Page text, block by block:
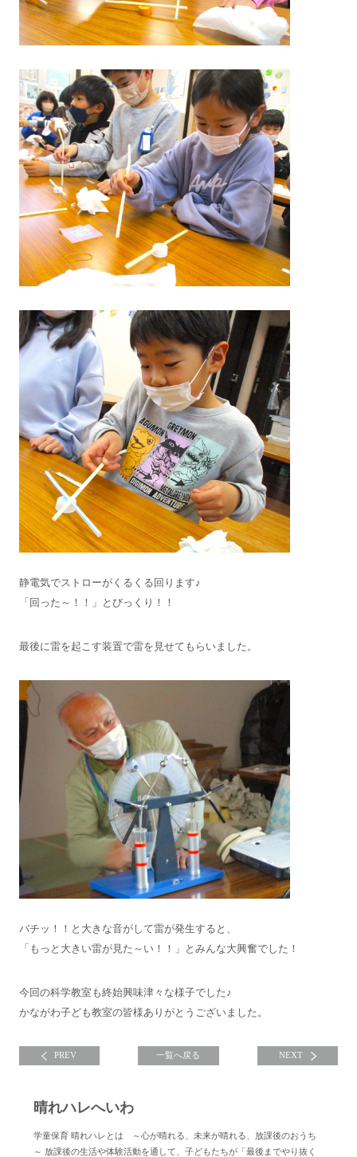
静電気でストローがくるくる回ります♪
「回った～！！」とびっくり！！
最後に雷を起こす装置で雷を見せてもらいました。
バチッ！！と大きな音がして雷が発生すると、
「もっと大きい雷が見た～い！！」とみんな大興奮でした！
今回の科学教室も終始興味津々な様子でした♪
かながわ子ども教室の皆様ありがとうございました。
PREV 一覧へ戻る NEXT
晴れハレへいわ
学童保育 晴れハレとは ～心が晴れる、未来が晴れる、放課後のおうち
～ 放課後の生活や体験活動を通して、子どもたちが「最後までやり抜く